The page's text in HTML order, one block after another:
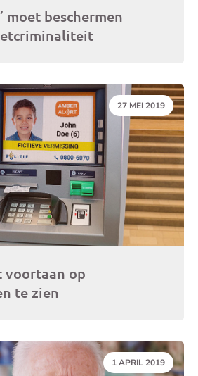
moet beschermen
DATUM:
27 MEI 2019
voortaan op
te zien
DATUM:
1 APRIL 2019